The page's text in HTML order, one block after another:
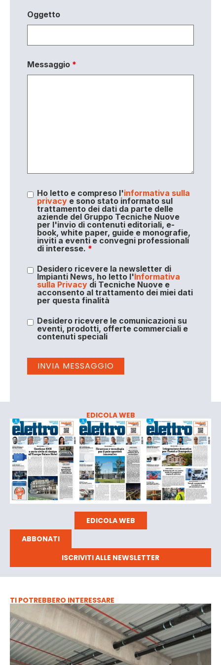
Oggetto
Messaggio *
Ho letto e compreso l'informativa sulla
privacye sono stato informato sul
trattamento dei dati da parte delle
aziende del Gruppo Tecniche Nuove
per l'invio di contenuti editoriali, e-
book, white paper, guide e monografie,
inviti a eventi e convegni professionali
di interesse. *
Desidero ricevere la newsletter di
Impianti News, ho letto l'Informativa
sulla Privacydi Tecniche Nuove e
acconsento al trattamento dei miei dati
per questa finalità
Desidero ricevere le comunicazioni su
eventi, prodotti, offerte commerciali e
contenuti speciali
EDICOLA WEB
EDICOLA WEB
ABBONATI
ISCRIVITI ALLE NEWSLETTER
TI POTREBBERO INTERESSARE